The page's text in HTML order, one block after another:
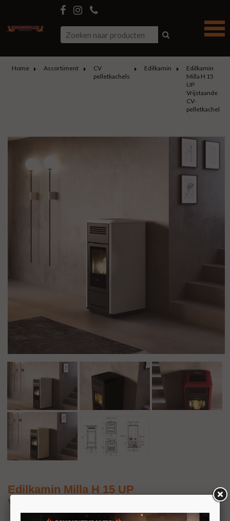
Home Assortiment
CV
pelletkachels
Edilkamin
Edilkamin
Milla H 15
UP
Vrijstaande
CV-
pelletkachel
Edilkamin Milla H 15 UP
Vrijstaande CV-pelletkachel